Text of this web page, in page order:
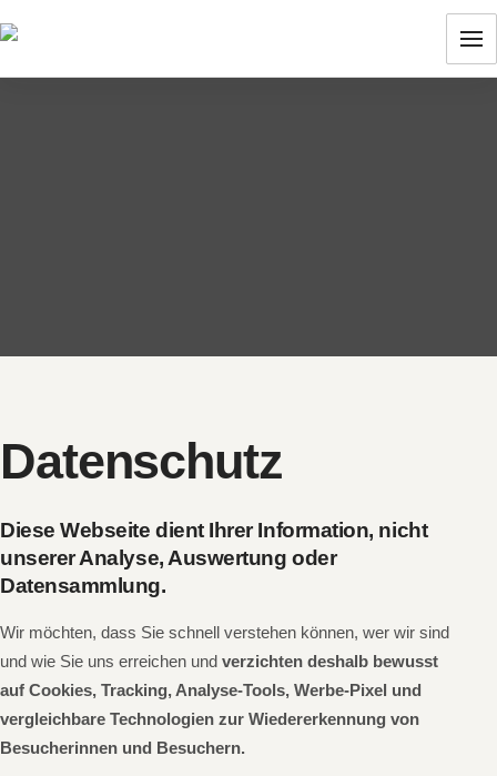
Datenschutz
Diese Webseite dient Ihrer Information, nicht
unserer Analyse, Auswertung oder
Datensammlung.
Wir möchten, dass Sie schnell verstehen können, wer wir sind
und wie Sie uns erreichen und verzichten deshalb bewusst
auf Cookies, Tracking, Analyse-Tools, Werbe-Pixel und
vergleichbare Technologien zur Wiedererkennung von
Besucherinnen und Besuchern.